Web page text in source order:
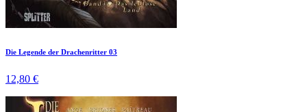
Die Legende der Drachenritter 03
12,80 €